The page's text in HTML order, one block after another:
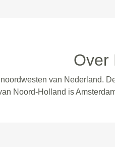
Over
van Nederland.
Noord-Holland is